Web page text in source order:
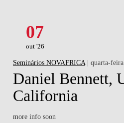
07
out '26
Seminários NOVAFRICA | quarta-feira
Daniel Bennett,
California
more info soon